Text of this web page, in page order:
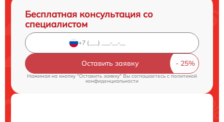
Бесплатная консультация со
специалистом
Оставить заявку
Нажимая на кнопку "Оставить заявку" Вы соглашаетесь cполитикой
конфиденциальности